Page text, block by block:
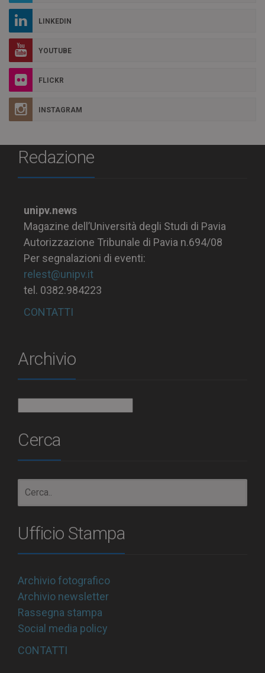
LINKEDIN
YOUTUBE
FLICKR
INSTAGRAM
Redazione
unipv.news
Magazine dell’Università degli Studi di Pavia
Autorizzazione Tribunale di Pavia n.694/08
Per segnalazioni di eventi:
relest@unipv.it
tel. 0382.984223
CONTATTI
Archivio
Cerca
Ufficio Stampa
Archivio fotografico
Archivio newsletter
Rassegna stampa
Social media policy
CONTATTI